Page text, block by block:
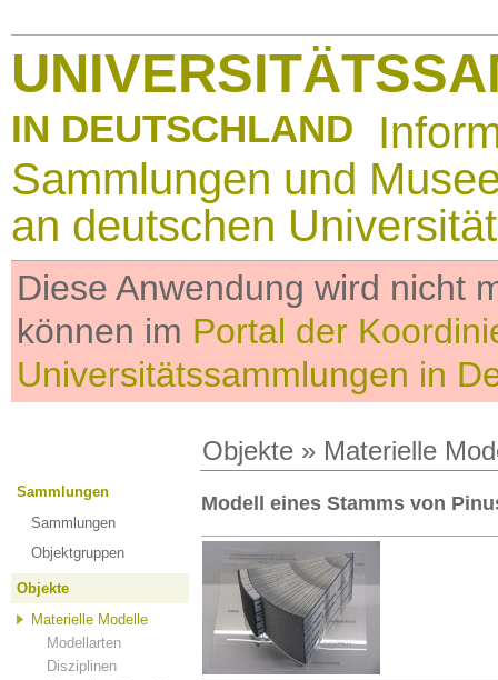
IN DEUTSCHLAND
Sammlungen und
an deutschen
Diese Anwendung wird nicht
können im Portal der
Universitätssammlungen in
Objekte » Materielle
Sammlungen
Sammlungen
Objektgruppen
Objekte
Materielle Modelle
Modellarten
Disziplinen
Modell eines Stamms von